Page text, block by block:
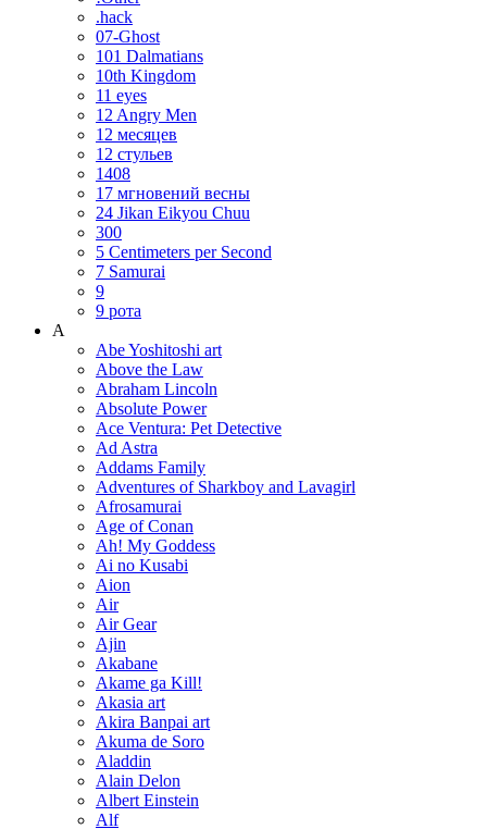
.hack
07-Ghost
101 Dalmatians
10th Kingdom
11 eyes
12 Angry Men
12 месяцев
12 стульев
1408
17 мгновений весны
24 Jikan Eikyou Chuu
300
5 Centimeters per Second
7 Samurai
9
9 рота
A
Abe Yoshitoshi art
Above the Law
Abraham Lincoln
Absolute Power
Ace Ventura: Pet Detective
Ad Astra
Addams Family
Adventures of Sharkboy and Lavagirl
Afrosamurai
Age of Conan
Ah! My Goddess
Ai no Kusabi
Aion
Air
Air Gear
Ajin
Akabane
Akame ga Kill!
Akasia art
Akira Banpai art
Akuma de Soro
Aladdin
Alain Delon
Albert Einstein
Alf